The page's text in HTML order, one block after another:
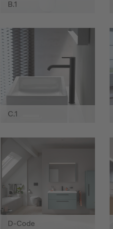
B.1
C.1
D-Code